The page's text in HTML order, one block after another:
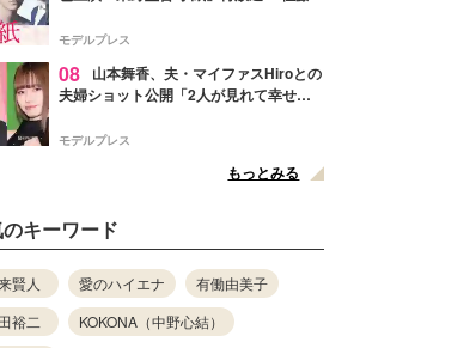
モデルプレス
08
山本舞香、夫・マイファスHiroとの
夫婦ショット公開「2人が見れて幸せ」
モデルプレス
もっとみる
キーワード
賢人 愛のハイエナ
有働由美子
裕二
KOKONA（中野心結）